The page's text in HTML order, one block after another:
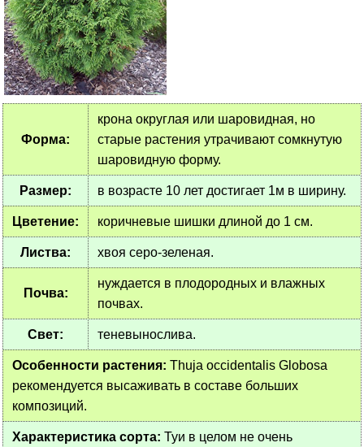
Форма:
крона округлая или шаровидная, но
старые растения утрачивают сомкнутую
шаровидную форму.
Размер: в возрасте 10 лет достигает 1м в ширину.
Цветение: коричневые шишки длиной до 1 см.
Листва: хвоя серо-зеленая.
Почва:
нуждается в плодородных и влажных
почвах.
Свет: теневынослива.
Особенности растения: Thuja occidentalis Globosa
рекомендуется высаживать в составе больших
композиций.
Характеристика сорта: Туи в целом не очень